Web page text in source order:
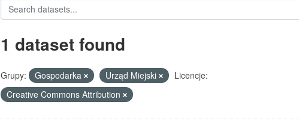
1 dataset found
Grupy: Gospodarka Urząd Miejski
Licencje:
Creative Commons Attribution